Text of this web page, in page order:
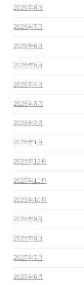
2026年8月
2026年7月
2026年6月
2026年5月
2026年4月
2026年3月
2026年2月
2026年1月
2025年12月
2025年11月
2025年10月
2025年9月
2025年8月
2025年7月
2025年6月